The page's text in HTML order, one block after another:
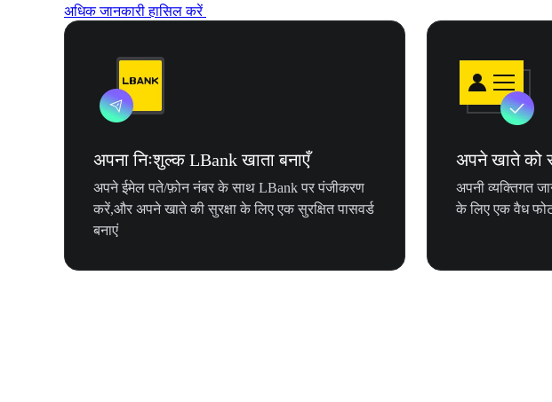
अधिक जानकारी हासिल करें
अपना निःशुल्क LBank खाता बनाएँ
अपने ईमेल पते/फ़ोन नंबर के साथ LBank पर पंजीकरण
करें,और अपने खाते की सुरक्षा के लिए एक सुरक्षित पासवर्ड
बनाएं
अपने खाते को
अपनी व्यक्तिगत
के लिए एक वैध